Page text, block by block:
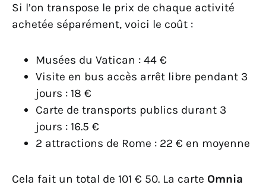
Si l’on transpose le prix de chaque activité
achetée séparément, voici le coût :
Musées du Vatican : 44 €
Visite en bus accès arrêt libre pendant 3
jours : 18 €
Carte de transports publics durant 3
jours : 16.5 €
2 attractions de Rome : 22 € en moyenne
Cela fait un total de 101 € 50. La carte Omnia